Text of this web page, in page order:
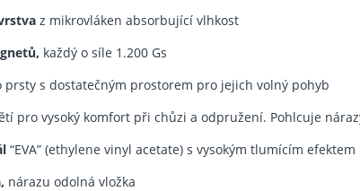
z mikrovláken absorbující vlhkost
každý o síle 1.200 Gs
prsty s dostatečným prostorem pro jejich volný pohyb
pro vysoký komfort při chůzi a odpružení. Pohlcuje
“EVA” (ethylene vinyl acetate) s vysokým tlumícím efektem
nárazu odolná vložka